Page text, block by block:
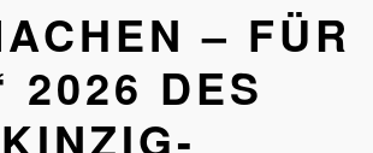
– FÜR
2026 DES